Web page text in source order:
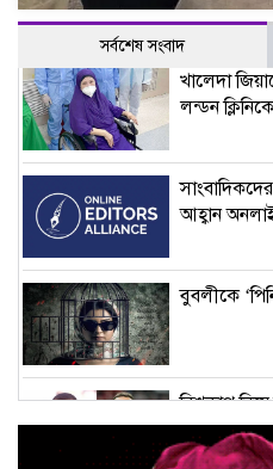
সর্বশেষ সংবাদ
খালেদা
লন্ডন
আহ্বান
বুবলীকে
বিশ্বকাপ
নেইমার